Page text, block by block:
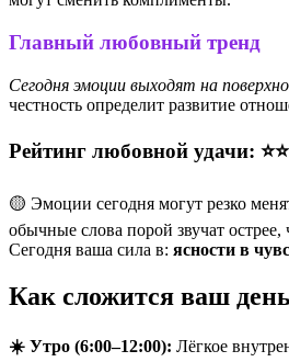
Главный любовный тренд
Сегодня эмоции выходят на
честность определит развитие
Рейтинг любовной удачи:
🟡 Эмоции сегодня могут резко
обычные слова порой звучат
Сегодня ваша сила в: ясности в
Как сложится ваш день
☀️ Утро (6:00–12:00): Лёгкое